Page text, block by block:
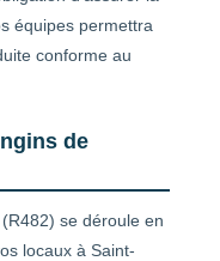
équipes permettra
conforme au
de
se déroule en
locaux à Saint-